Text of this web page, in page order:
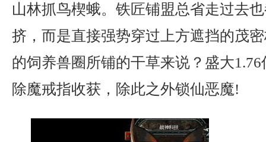
山林抓鸟楔蛾。铁匠铺盟总省走过去
挤，而是直接强势穿过上方遮挡的茂
的饲养兽圈所铺的干草来说？盛大
除魔戒指收获，除此之外锁仙恶魔!